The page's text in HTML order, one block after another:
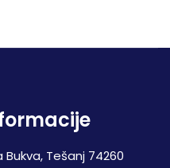
Tešanj 74260